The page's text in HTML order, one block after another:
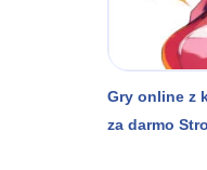
Gry online z
za darmo